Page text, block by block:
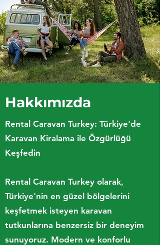
Hakkımızda
Rental Caravan Turkey: Türkiye'de
Karavan Kiralama ile Özgürlüğü
Keşfedin
Rental Caravan Turkey olarak,
Türkiye'nin en güzel bölgelerini
keşfetmek isteyen karavan
tutkunlarına benzersiz bir deneyim
sunuyoruz. Modern ve konforlu